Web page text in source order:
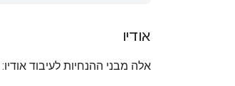
אודיו
אלה מבני ההנחיות לעיבוד אודיו: